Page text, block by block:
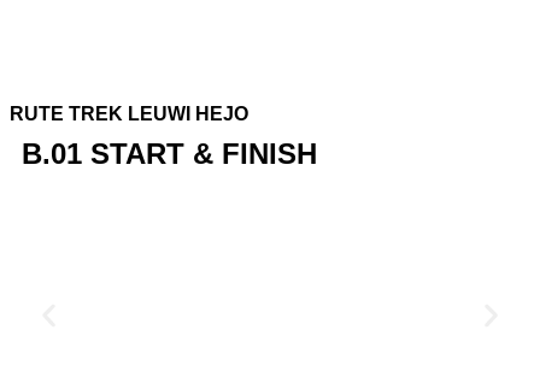
RUTE TREK LEUWI HEJO
B.01 START & FINISH